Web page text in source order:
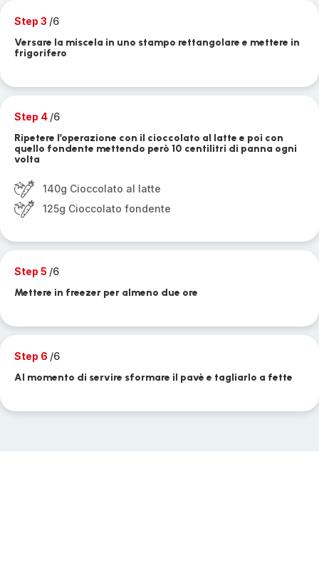
Step 3 /6
Versare la miscela in uno stampo rettangolare e mettere in
frigorifero
Step 4 /6
Ripetere l’operazione con il cioccolato al latte e poi con
quello fondente mettendo però 10 centilitri di panna ogni
volta
140g Cioccolato al latte
125g Cioccolato fondente
Step 5 /6
Mettere in freezer per almeno due ore
Step 6 /6
Al momento di servire sformare il pavè e tagliarlo a fette